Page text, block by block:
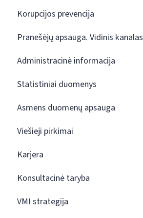
Korupcijos prevencija
Pranešėjų apsauga. Vidinis kanalas
Administracinė informacija
Statistiniai duomenys
Asmens duomenų apsauga
Viešieji pirkimai
Karjera
Konsultacinė taryba
VMI strategija